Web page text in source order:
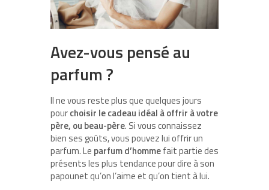
Avez-vous pensé au
parfum ?
Il ne vous reste plus que quelques jours
pourchoisir le cadeau idéal à offrir à votre
père, ou beau-père. Si vous connaissez
bien ses goûts, vous pouvez lui offrir un
parfum. Le parfum d’hommefait partie des
présents les plus tendance pour dire à son
papounet qu’on l’aime et qu’on tient à lui.